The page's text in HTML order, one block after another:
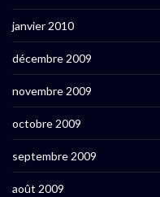
janvier 2010
décembre 2009
novembre 2009
octobre 2009
septembre 2009
août 2009